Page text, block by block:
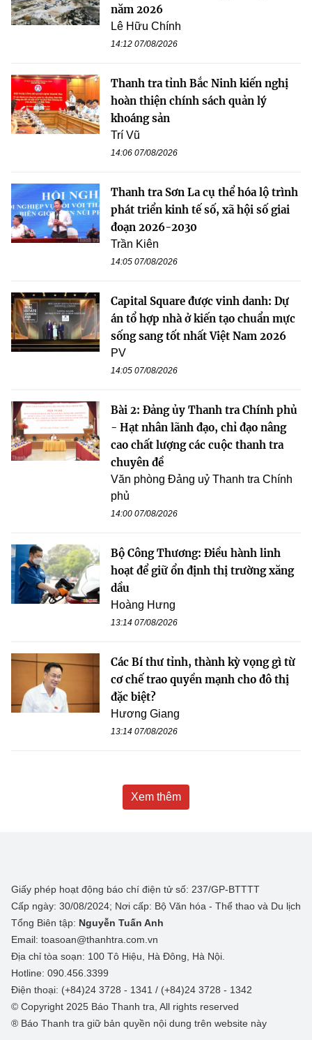
năm 2026
Lê Hữu Chính
14:12 07/08/2026
Thanh tra tỉnh Bắc Ninh kiến nghị
hoàn thiện chính sách quản lý
khoáng sản
Trí Vũ
14:06 07/08/2026
Thanh tra Sơn La cụ thể hóa lộ trình
phát triển kinh tế số, xã hội số giai
đoạn 2026-2030
Trần Kiên
14:05 07/08/2026
Capital Square được vinh danh: Dự
án tổ hợp nhà ở kiến tạo chuẩn mực
sống sang tốt nhất Việt Nam 2026
PV
14:05 07/08/2026
Bài 2: Đảng ủy Thanh tra Chính phủ
- Hạt nhân lãnh đạo, chỉ đạo nâng
cao chất lượng các cuộc thanh tra
chuyên đề
Văn phòng Đảng uỷ Thanh tra Chính
phủ
14:00 07/08/2026
Bộ Công Thương: Điều hành linh
hoạt để giữ ổn định thị trường xăng
dầu
Hoàng Hưng
13:14 07/08/2026
Các Bí thư tỉnh, thành kỳ vọng gì từ
cơ chế trao quyền mạnh cho đô thị
đặc biệt?
Hương Giang
13:14 07/08/2026
Xem thêm
Giấy phép hoạt động báo chí điện tử số: 237/GP-BTTTT
Cấp ngày: 30/08/2024; Nơi cấp: Bộ Văn hóa - Thể thao và Du lịch
Tổng Biên tập: Nguyễn Tuấn Anh
Email: toasoan@thanhtra.com.vn
Địa chỉ tòa soạn: 100 Tô Hiệu, Hà Đông, Hà Nội.
Hotline: 090.456.3399
Điện thoại: (+84)24 3728 - 1341 / (+84)24 3728 - 1342
© Copyright 2025 Báo Thanh tra, All rights reserved
® Báo Thanh tra giữ bản quyền nội dung trên website này